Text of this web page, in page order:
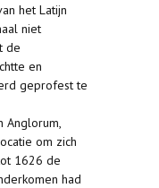
het Latijn
niet
de
en
geprofest te
Anglorum,
om zich
1626 de
had